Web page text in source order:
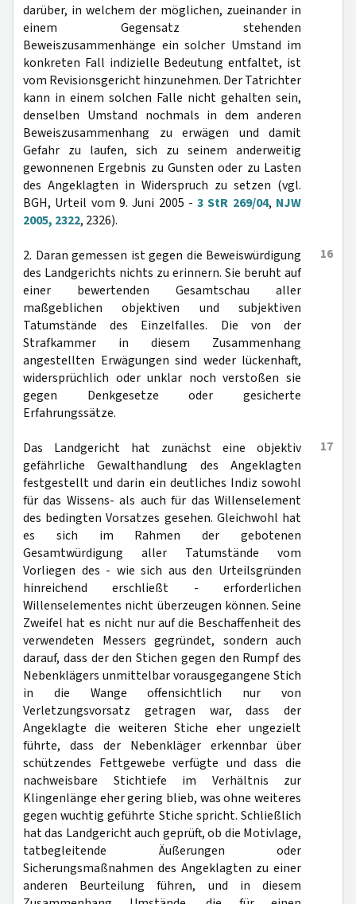
darüber, in welchem der möglichen, zueinander in
einem Gegensatz stehenden
Beweiszusammenhänge ein solcher Umstand im
konkreten Fall indizielle Bedeutung entfaltet, ist
vom Revisionsgericht hinzunehmen. Der Tatrichter
kann in einem solchen Falle nicht gehalten sein,
denselben Umstand nochmals in dem anderen
Beweiszusammenhang zu erwägen und damit
Gefahr zu laufen, sich zu seinem anderweitig
gewonnenen Ergebnis zu Gunsten oder zu Lasten
des Angeklagten in Widerspruch zu setzen (vgl.
BGH, Urteil vom 9. Juni 2005 -3 StR 269/04, NJW
2005, 2322, 2326).
16
2. Daran gemessen ist gegen die Beweiswürdigung
des Landgerichts nichts zu erinnern. Sie beruht auf
einer bewertenden Gesamtschau aller
maßgeblichen objektiven und subjektiven
Tatumstände des Einzelfalles. Die von der
Strafkammer in diesem Zusammenhang
angestellten Erwägungen sind weder lückenhaft,
widersprüchlich oder unklar noch verstoßen sie
gegen Denkgesetze oder gesicherte
Erfahrungssätze.
17
Das Landgericht hat zunächst eine objektiv
gefährliche Gewalthandlung des Angeklagten
festgestellt und darin ein deutliches Indiz sowohl
für das Wissens- als auch für das Willenselement
des bedingten Vorsatzes gesehen. Gleichwohl hat
es sich im Rahmen der gebotenen
Gesamtwürdigung aller Tatumstände vom
Vorliegen des - wie sich aus den Urteilsgründen
hinreichend erschließt - erforderlichen
Willenselementes nicht überzeugen können. Seine
Zweifel hat es nicht nur auf die Beschaffenheit des
verwendeten Messers gegründet, sondern auch
darauf, dass der den Stichen gegen den Rumpf des
Nebenklägers unmittelbar vorausgegangene Stich
in die Wange offensichtlich nur von
Verletzungsvorsatz getragen war, dass der
Angeklagte die weiteren Stiche eher ungezielt
führte, dass der Nebenkläger erkennbar über
schützendes Fettgewebe verfügte und dass die
nachweisbare Stichtiefe im Verhältnis zur
Klingenlänge eher gering blieb, was ohne weiteres
gegen wuchtig geführte Stiche spricht. Schließlich
hat das Landgericht auch geprüft, ob die Motivlage,
tatbegleitende Äußerungen oder
Sicherungsmaßnahmen des Angeklagten zu einer
anderen Beurteilung führen, und in diesem